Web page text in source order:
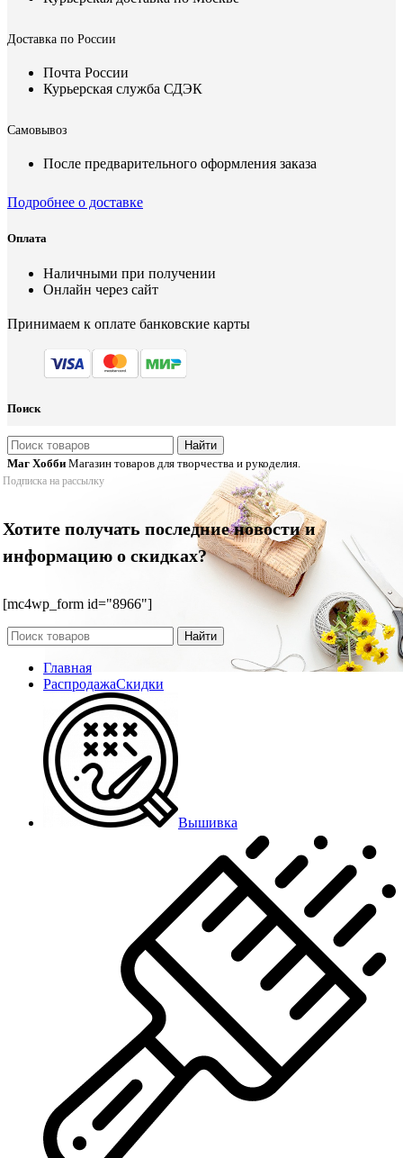
Доставка по России
Почта России
Курьерская служба СДЭК
Самовывоз
После предварительного оформления заказа
Подробнее о доставке
Оплата
Наличными при получении
Онлайн через сайт
Принимаем к оплате банковские карты
Поиск
Найти
Маг Хобби Магазин товаров для творчества и рукоделия.
Подписка на рассылку
Хотите получать последние новости и
информацию о скидках?
[mc4wp_form id="8966"]
Найти
Главная
РаспродажаСкидки
Вышивка